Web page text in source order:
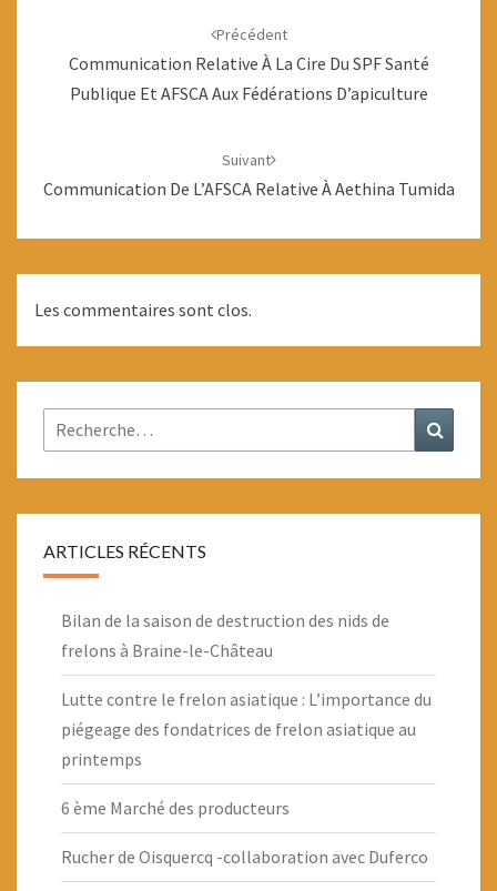
Précédent
Communication Relative À La Cire Du SPF Santé
Publique Et AFSCA Aux Fédérations D’apiculture
Suivant
Communication De L’AFSCA Relative À Aethina Tumida
Les commentaires sont clos.
Rechercher :
ARTICLES RÉCENTS
Bilan de la saison de destruction des nids de
frelons à Braine-le-Château
Lutte contre le frelon asiatique : L’importance du
piégeage des fondatrices de frelon asiatique au
printemps
6 ème Marché des producteurs
Rucher de Oisquercq -collaboration avec Duferco